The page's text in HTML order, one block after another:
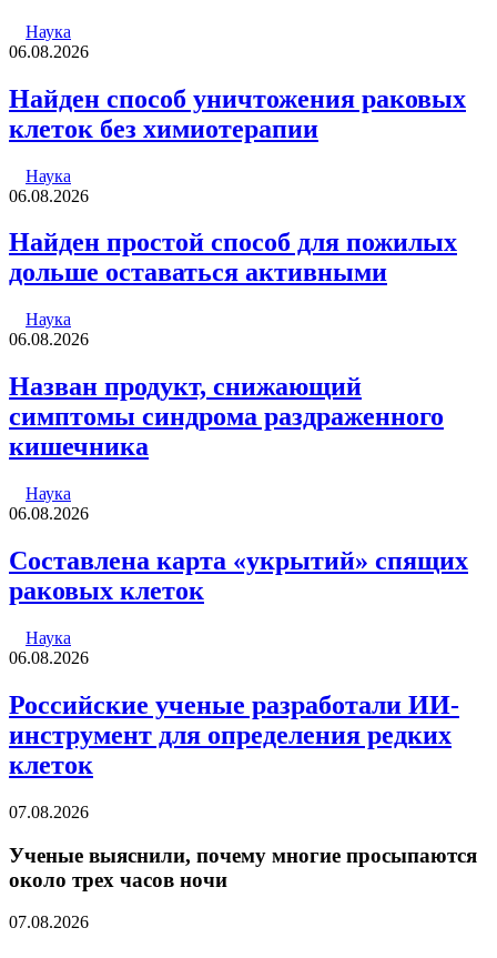
Наука
06.08.2026
Найден способ уничтожения раковых
клеток без химиотерапии
Наука
06.08.2026
Найден простой способ для пожилых
дольше оставаться активными
Наука
06.08.2026
Назван продукт, снижающий
симптомы синдрома раздраженного
кишечника
Наука
06.08.2026
Составлена карта «укрытий» спящих
раковых клеток
Наука
06.08.2026
Российские ученые разработали ИИ-
инструмент для определения редких
клеток
07.08.2026
Ученые выяснили, почему многие просыпаются
около трех часов ночи
07.08.2026